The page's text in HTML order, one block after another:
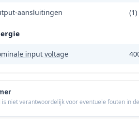
aansluitingen
input voltage
is niet verantwoordelijk voor eventuele fouten in